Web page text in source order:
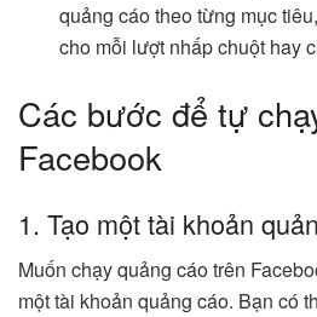
quảng cáo theo từng mục
cho mỗi lượt nhấp chuột hay
Các bước để tự
Facebook
1. Tạo một tài khoản
Muốn chạy quảng cáo trên
một tài khoản quảng cáo. Bạn có